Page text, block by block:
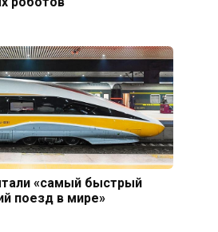
«самый быстрый
поезд в мире»